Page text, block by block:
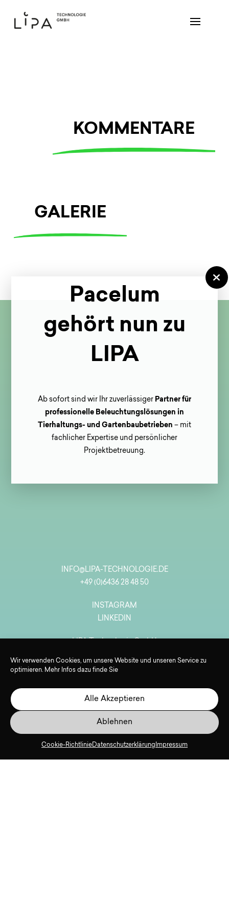
Wir verwenden Cookies, um unsere Website und unseren Service zu
optimieren. Mehr Infos dazu finde Sie
Alle Akzeptieren
Ablehnen
Cookie-RichtlinieDatenschutzerklärung Impressum
Pacelum
gehört nun zu
LIPA
Ab sofort sind wir Ihr zuverlässiger Partner für
professionelle Beleuchtungslösungen in
Tierhaltungs- und Gartenbaubetrieben – mit
fachlicher Expertise und persönlicher
Projektbetreuung.
KOMMENTARE
GALERIE
INFO@LIPA-TECHNOLOGIE.DE
+49 (0)6436 28 48 50
INSTAGRAM
LINKEDIN
65599 Dornburg-Dorndorf